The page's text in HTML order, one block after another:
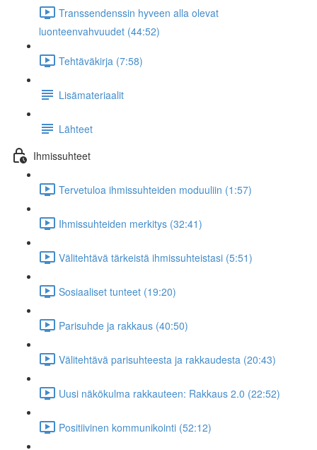
Transsendenssin hyveen alla olevat
luonteenvahvuudet (44:52)
Tehtäväkirja (7:58)
Lisämateriaalit
Lähteet
Ihmissuhteet
Tervetuloa ihmissuhteiden moduuliin (1:57)
Ihmissuhteiden merkitys (32:41)
Välitehtävä tärkeistä ihmissuhteistasi (5:51)
Sosiaaliset tunteet (19:20)
Parisuhde ja rakkaus (40:50)
Välitehtävä parisuhteesta ja rakkaudesta (20:43)
Uusi näkökulma rakkauteen: Rakkaus 2.0 (22:52)
Positiivinen kommunikointi (52:12)